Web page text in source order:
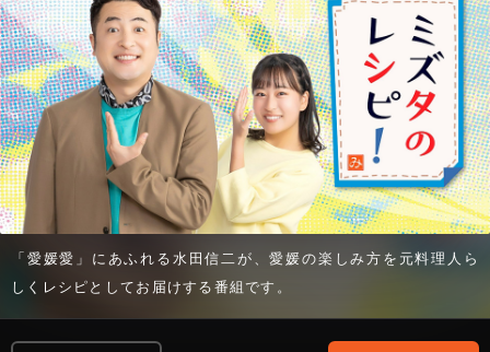
「愛媛愛」にあふれる水田信二が、愛媛の楽しみ方を元料理人ら
しくレシピとしてお届けする番組です。